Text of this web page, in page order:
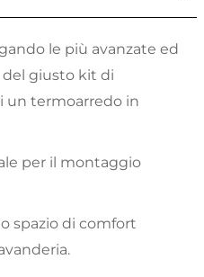
le più avanzate ed
del giusto kit di
un termoarredo in
per il montaggio
spazio di comfort